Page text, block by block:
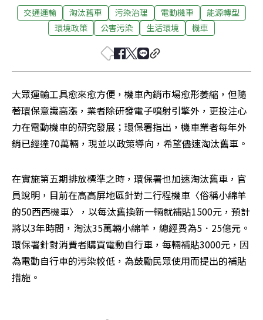
交通運輸 淘汰舊車 污染治理 電動機車
能源轉型
環境政策
公害污染 生活環境 機車
大眾運輸工具愈來愈方便，機車內銷市場愈形萎縮，但隨
著環保意識高漲，業者除研發電子噴射引擎外，更投注心
力在電動機車的研究發展；環保署指出，機車業者每年外
銷已經達70萬輛，現並以政策導向，希望儘速淘汰舊車。
在實施第五期排放標準之時，環保署也加速淘汰舊車，官
員說明，目前在高高屏地區針對二行程機車〈俗稱小綿羊
的50西西機車〉，以每汰舊換新一輛就補貼1500元，預計
將以3年時間，淘汰35萬輛小綿羊，總經費為5．25億元。
環保署針對消費者購買電動自行車，每輛補貼3000元，因
為電動自行車的污染較低，為鼓勵民眾使用而提出的補貼
措施。